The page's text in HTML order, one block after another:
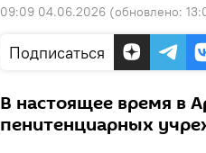
09:09 04.06.2026 (обновлено:
Подписаться
В настоящее время в
пенитенциарных